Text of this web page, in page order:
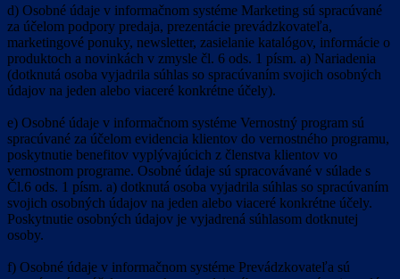
d) Osobné údaje v informačnom systéme Marketing sú spracúvané
za účelom podpory predaja, prezentácie prevádzkovateľa,
marketingové ponuky, newsletter, zasielanie katalógov, informácie o
produktoch a novinkách v zmysle čl. 6 ods. 1 písm. a) Nariadenia
(dotknutá osoba vyjadrila súhlas so spracúvaním svojich osobných
údajov na jeden alebo viaceré konkrétne účely).
e) Osobné údaje v informačnom systéme Vernostný program sú
spracúvané za účelom evidencia klientov do vernostného programu,
poskytnutie benefitov vyplývajúcich z členstva klientov vo
vernostnom programe. Osobné údaje sú spracovávané v súlade s
Čl.6 ods. 1 písm. a) dotknutá osoba vyjadrila súhlas so spracúvaním
svojich osobných údajov na jeden alebo viaceré konkrétne účely.
Poskytnutie osobných údajov je vyjadrená súhlasom dotknutej
osoby.
f) Osobné údaje v informačnom systéme Prevádzkovateľa sú